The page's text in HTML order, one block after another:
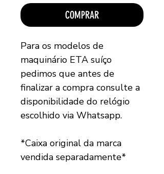
COMPRAR
Para os modelos de
maquinário ETA suíço
pedimos que antes de
finalizar a compra consulte a
disponibilidade do relógio
escolhido via Whatsapp.
*Caixa original da marca
vendida separadamente*